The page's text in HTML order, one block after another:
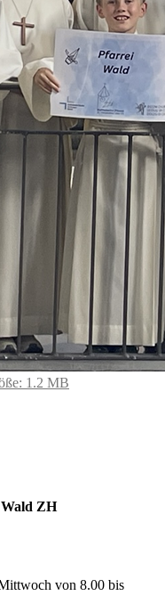
1.2 MB
ZH
von 8.00 bis